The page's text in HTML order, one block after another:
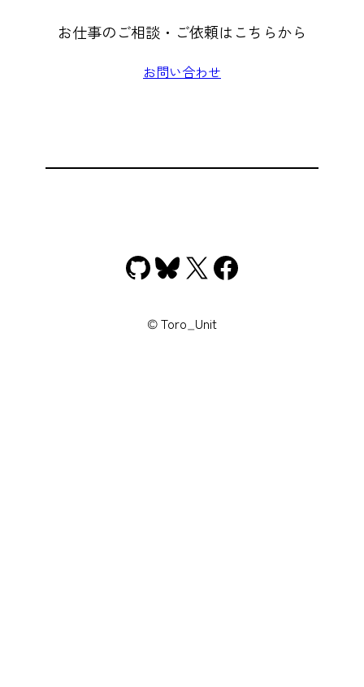
お仕事のご相談・ご依頼はこちらから
お問い合わせ
GitHub
Bluesky
X Facebook
© Toro_Unit